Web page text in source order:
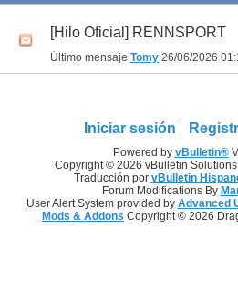
[Hilo Oficial] RENNSPORT
Último mensaje Tomy 26/06/2026
Iniciar sesión
Powered by vBulletin®
Copyright © 2026 vBulletin
Traducción por vBulletin
Forum Modifications By
User Alert System provided by Advanced
Mods & Addons Copyright © 2026